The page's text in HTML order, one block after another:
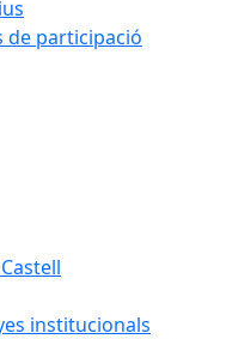
de participació
institucionals